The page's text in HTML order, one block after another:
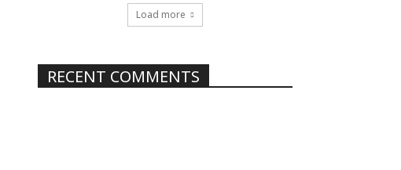
Load more
RECENT COMMENTS